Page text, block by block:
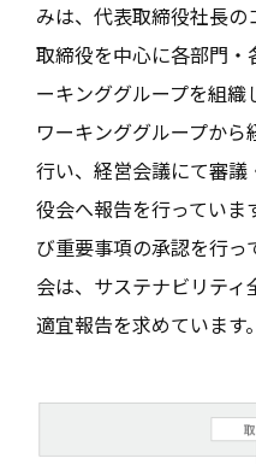
みは、代表取締役社長
取締役を中心に各部門・
ーキンググループを組織
ワーキンググループか
行い、経営会議にて審
役会へ報告を行っていま
び重要事項の承認を行っ
会は、サステナビリテ
適宜報告を求めています。